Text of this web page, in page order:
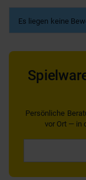
Es liegen keine
Persönliche
vor Ort — in